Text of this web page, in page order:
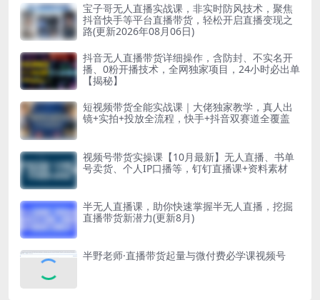
宝子哥无人直播实战课，非实时防风技术，聚焦
抖音快手等平台直播带货，轻松开启直播变现之
路(更新2026年08月06日)
抖音无人直播带货详细操作，含防封、不实名开
播、0粉开播技术，全网独家项目，24小时必出单
【揭秘】
短视频带货全能实战课｜大佬独家教学，真人出
镜+实拍+投放全流程，快手+抖音双赛道全覆盖
视频号带货实操课【10月最新】无人直播、书单
号卖货、个人IP口播等，钉钉直播课+资料素材
半无人直播课，助你快速掌握半无人直播，挖掘
直播带货新潜力(更新8月)
半野老师·直播带货起量与微付费必学课视频号